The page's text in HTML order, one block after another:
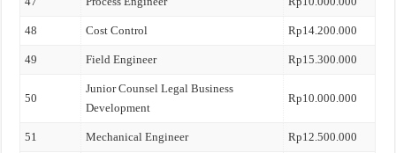
48 Cost Control Rp14.200.000
49 Field Engineer Rp15.300.000
50
Junior Counsel Legal Business
Development
Rp10.000.000
51 Mechanical Engineer Rp12.500.000